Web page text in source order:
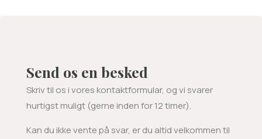
Send os en besked
Skriv til os i vores kontaktformular, og vi svarer
hurtigst muligt (gerne inden for 12 timer).
Kan du ikke vente på svar, er du altid velkommen til